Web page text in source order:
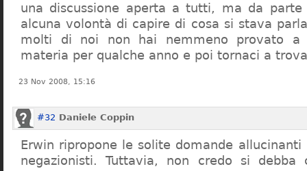
una discussione aperta a tutti, ma da parte
alcuna volontà di capire di cosa si stava
molti di noi non hai nemmeno provato a
materia per qualche anno e poi tornaci a
23 Nov 2008, 15:16
#32 Daniele Coppin
Erwin ripropone le solite domande
negazionisti. Tuttavia, non credo si debba